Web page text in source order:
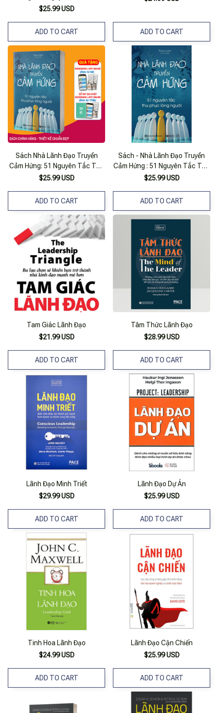
Phục Lòng Người
$25.99 USD
ADD TO CART ADD TO CART
Sách Nhà Lãnh Đạo Truyền
Cảm Hứng: 51 Nguyên Tắc Thu
Phục Lòng Người
$25.99 USD
ADD TO CART
Sách - Nhà Lãnh Đạo Truyền
Cảm Hứng : 51 Nguyên Tắc Thu
Phục Lòng Người
$25.99 USD
ADD TO CART
Tam Giác Lãnh Đạo
$21.99 USD
ADD TO CART
Tâm Thức Lãnh Đạo
$28.99 USD
ADD TO CART
Lãnh Đạo Minh Triết
$29.99 USD
ADD TO CART
Lãnh Đạo Dự Án
$25.99 USD
ADD TO CART
Tinh Hoa Lãnh Đạo
$24.99 USD
ADD TO CART
Lãnh Đạo Cận Chiến
$25.99 USD
ADD TO CART